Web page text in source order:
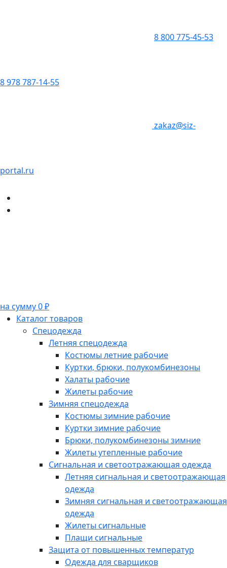
8 800 775-45-53
8 978 787-14-55
zakaz@siz-
portal.ru
на сумму 0 ₽
Каталог товаров
Спецодежда
Летняя спецодежда
Костюмы летние рабочие
Куртки, брюки, полукомбинезоны
Халаты рабочие
Жилеты рабочие
Зимняя спецодежда
Костюмы зимние рабочие
Куртки зимние рабочие
Брюки, полукомбинезоны зимние
Жилеты утепленные рабочие
Сигнальная и светоотражающая одежда
Летняя сигнальная и светоотражающая
одежда
Зимняя сигнальная и светоотражающая
одежда
Жилеты сигнальные
Плащи сигнальные
Защита от повышенных температур
Одежда для сварщиков